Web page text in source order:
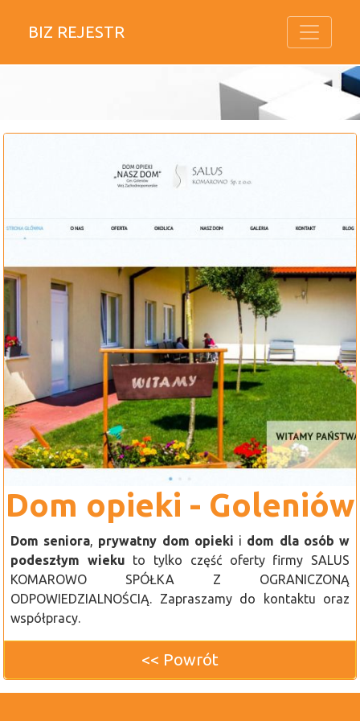
BIZ REJESTR
Dom opieki - Goleniów
Dom seniora, prywatny dom opieki i dom dla osób w
podeszłym wieku to tylko część oferty firmy SALUS
KOMAROWO SPÓŁKA Z OGRANICZONĄ
ODPOWIEDZIALNOŚCIĄ. Zapraszamy do kontaktu oraz
współpracy.
<< Powrót